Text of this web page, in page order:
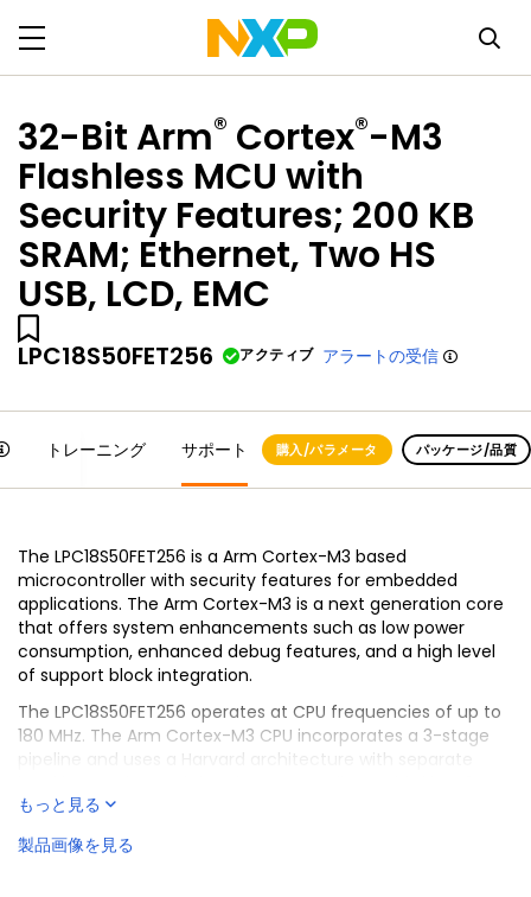
32-Bit Arm® Cortex®-M3
Flashless MCU with
Security Features; 200 KB
SRAM; Ethernet, Two HS
USB, LCD, EMC
LPC18S50FET256 アクティブ アラートの受信
トレーニング サポート 購入/パラメータ パッケージ/品質
The LPC18S50FET256 is a Arm Cortex-M3 based
microcontroller with security features for embedded
applications. The Arm Cortex-M3 is a next generation core
that offers system enhancements such as low power
consumption, enhanced debug features, and a high level
of support block integration.
The LPC18S50FET256 operates at CPU frequencies of up to
180 MHz. The Arm Cortex-M3 CPU incorporates a 3-stage
pipeline and uses a Harvard architecture with separate
peripherals. The Arm Cortex-M3 CPU also includes an
internal prefetch unit that supports speculative branching.
もっと見る
製品画像を見る